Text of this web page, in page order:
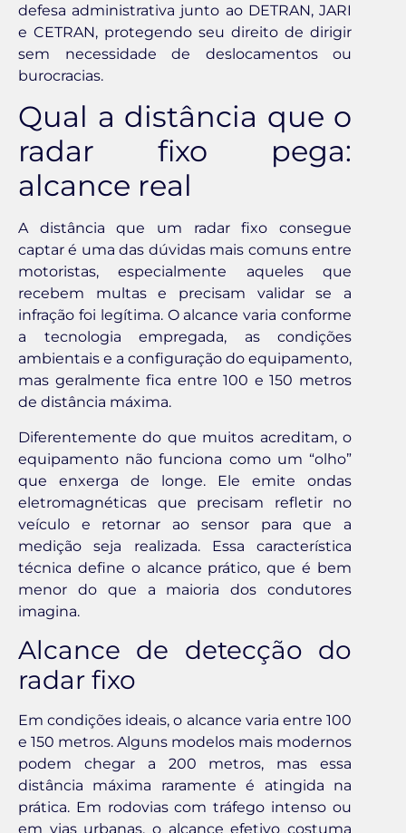
defesa administrativa junto ao DETRAN, JARI
e CETRAN, protegendo seu direito de dirigir
sem necessidade de deslocamentos ou
burocracias.
Qual a distância que o
radar fixo pega:
alcance real
A distância que um radar fixo consegue
captar é uma das dúvidas mais comuns entre
motoristas, especialmente aqueles que
recebem multas e precisam validar se a
infração foi legítima. O alcance varia conforme
a tecnologia empregada, as condições
ambientais e a configuração do equipamento,
mas geralmente fica entre 100 e 150 metros
de distância máxima.
Diferentemente do que muitos acreditam, o
equipamento não funciona como um “olho”
que enxerga de longe. Ele emite ondas
eletromagnéticas que precisam refletir no
veículo e retornar ao sensor para que a
medição seja realizada. Essa característica
técnica define o alcance prático, que é bem
menor do que a maioria dos condutores
imagina.
Alcance de detecção do
radar fixo
Em condições ideais, o alcance varia entre 100
e 150 metros. Alguns modelos mais modernos
podem chegar a 200 metros, mas essa
distância máxima raramente é atingida na
prática. Em rodovias com tráfego intenso ou
em vias urbanas, o alcance efetivo costuma